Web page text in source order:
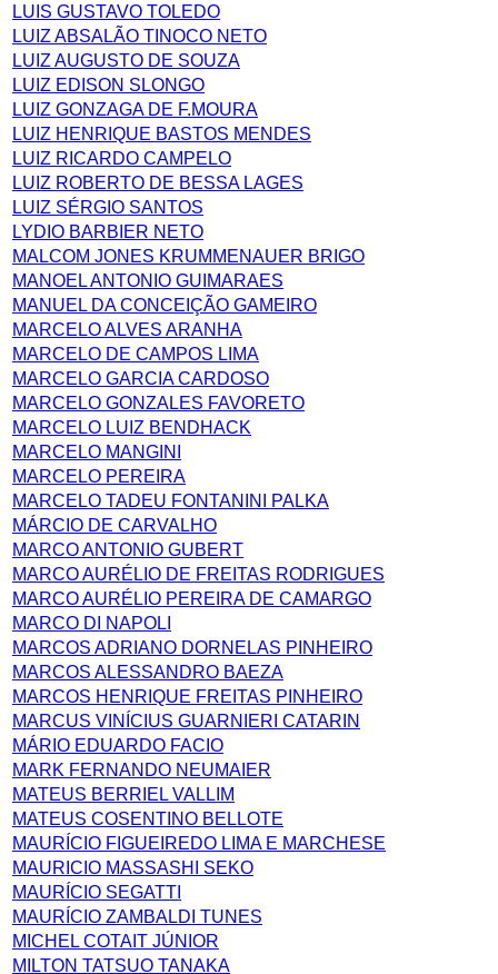
LUIS GUSTAVO TOLEDO
LUIZ ABSALÃO TINOCO NETO
LUIZ AUGUSTO DE SOUZA
LUIZ EDISON SLONGO
LUIZ GONZAGA DE F.MOURA
LUIZ HENRIQUE BASTOS MENDES
LUIZ RICARDO CAMPELO
LUIZ ROBERTO DE BESSA LAGES
LUIZ SÉRGIO SANTOS
LYDIO BARBIER NETO
MALCOM JONES KRUMMENAUER BRIGO
MANOEL ANTONIO GUIMARAES
MANUEL DA CONCEIÇÃO GAMEIRO
MARCELO ALVES ARANHA
MARCELO DE CAMPOS LIMA
MARCELO GARCIA CARDOSO
MARCELO GONZALES FAVORETO
MARCELO LUIZ BENDHACK
MARCELO MANGINI
MARCELO PEREIRA
MARCELO TADEU FONTANINI PALKA
MÁRCIO DE CARVALHO
MARCO ANTONIO GUBERT
MARCO AURÉLIO DE FREITAS RODRIGUES
MARCO AURÉLIO PEREIRA DE CAMARGO
MARCO DI NAPOLI
MARCOS ADRIANO DORNELAS PINHEIRO
MARCOS ALESSANDRO BAEZA
MARCOS HENRIQUE FREITAS PINHEIRO
MARCUS VINÍCIUS GUARNIERI CATARIN
MÁRIO EDUARDO FACIO
MARK FERNANDO NEUMAIER
MATEUS BERRIEL VALLIM
MATEUS COSENTINO BELLOTE
MAURÍCIO FIGUEIREDO LIMA E MARCHESE
MAURICIO MASSASHI SEKO
MAURÍCIO SEGATTI
MAURÍCIO ZAMBALDI TUNES
MICHEL COTAIT JÚNIOR
MILTON TATSUO TANAKA